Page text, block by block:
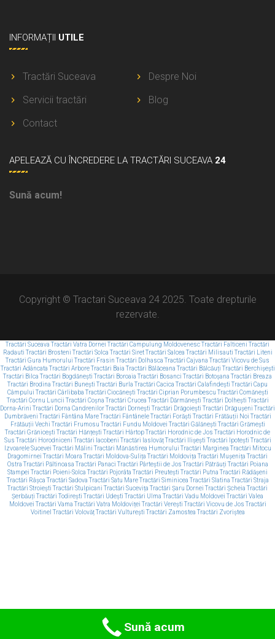
INFORMAȚII UTILE
Tractări Suceava
Despre Noi
Servicii tractări
Blog
Contact
APELEAZĂ CU ÎNCREDERE LA TRACTĂRI SUCEAVA 24
Sună acum!
Copyright © Tractari Suceava 24 2025. Toate drepturile
rezervate.
Tractări Suceava Tractări Vatra Dornei Tractări Campulung MoldovenescTractări Falticeni Tractări
Radauti Tractări Brosteni Tractări Solca Tractări SiretTractări Salcea Tractări Milisauti Tractări Liteni
Tractări Gura Humorului Tractări Frasin Tractări Dolhasca Tractări Cajvana Tractări Vicovu de Sus
Tractări Adâncata Tractări ArboreTractări Baia Tractări Bălăceana Tractări Bălcăuți Tractări Berchișești
Tractări Bilca Tractări Bogdănești Tractări Boroaia Tractări Bosanci Tractări Botoșana Tractări Breaza
Tractări Brodina Tractări Bunești Tractări Burla Tractări Cacica Tractări Calafindești Tractări Capu
Câmpului Tractări Cârlibaba Tractări Ciocănești Tractări Ciprian Porumbescu Tractări Comănești
Tractări Cornu Luncii Tractări Coșna Tractări Crucea Tractări Dărmănești Tractări Dolhești Tractări
Dorna-Arini Tractări Dorna CandrenilorTractări Dornești Tractări Drăgoiești Tractări Drăgușeni Tractări
Dumbrăveni Tractări Fântâna MareTractări FântâneleTractări Forăști Tractări Frătăuții Noi Tractări
Frătăuții Vechi Tractări Frumosu Tractări Fundu Moldovei Tractări Gălănești Tractări Grămești
Tractări Grănicești Tractări Hănțești Tractări HârtopTractări Horodnic de Jos Tractări Horodnic de
Sus Tractări Horodniceni Tractări Iacobeni Tractări IaslovățTractări Ilișești Tractări Ipotești Tractări
Izvoarele Sucevei Tractări Mălini Tractări Mănăstirea Humorului Tractări Marginea Tractări Mitocu
Dragomirnei Tractări Moara Tractări Moldova-Sulița Tractări Moldovița Tractări Mușenița Tractări
Ostra Tractări Păltinoasa Tractări Panaci Tractări Pârteștii de Jos Tractări Pătrăuți Tractări Poiana
Stampei Tractări Poieni-Solca Tractări Pojorâta Tractări Preutești Tractări Putna Tractări Rădășeni
Tractări Râșca Tractări Sadova Tractări Satu MareTractări Siminicea Tractări Slatina Tractări Straja
Tractări Stroiești Tractări Stulpicani Tractări Sucevița Tractări Șaru Dornei Tractări Șcheia Tractări
Șerbăuți Tractări Todirești Tractări Udești Tractări Ulma Tractări Vadu Moldovei Tractări Valea
Moldovei Tractări Vama Tractări Vatra Moldoviței Tractări Verești Tractări Vicovu de Jos Tractări
Voitinel Tractări VolovățTractări Vulturești Tractări Zamostea Tractări Zvoriștea
Sună acum